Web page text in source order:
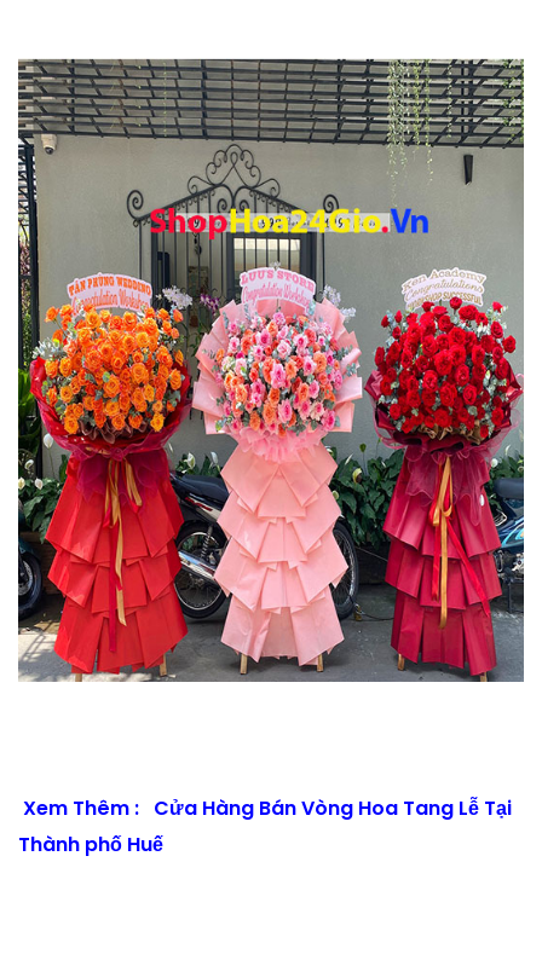
Xem Thêm : Cửa Hàng Bán Vòng Hoa Tang Lễ Tại
Thành phố Huế